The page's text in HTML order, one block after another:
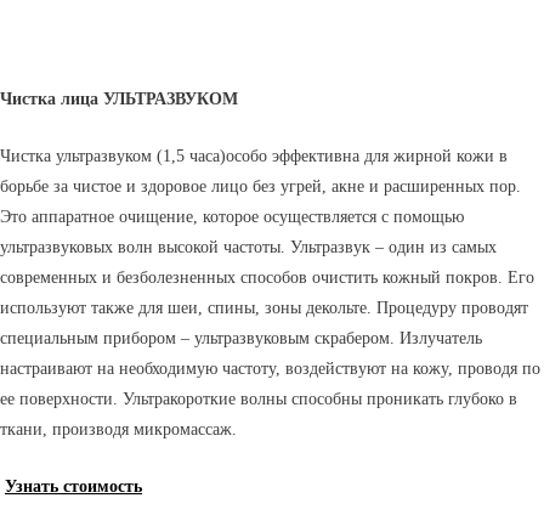
Чистка лица УЛЬТРАЗВУКОМ
Чистка ультразвуком (1,5 часа)особо эффективна для жирной кожи в
борьбе за чистое и здоровое лицо без угрей, акне и расширенных пор.
Это аппаратное очищение, которое осуществляется с помощью
ультразвуковых волн высокой частоты. Ультразвук – один из самых
современных и безболезненных способов очистить кожный покров. Его
используют также для шеи, спины, зоны декольте. Процедуру проводят
специальным прибором – ультразвуковым скрабером. Излучатель
настраивают на необходимую частоту, воздействуют на кожу, проводя по
ее поверхности. Ультракороткие волны способны проникать глубоко в
ткани, производя микромассаж.
Узнать стоимость